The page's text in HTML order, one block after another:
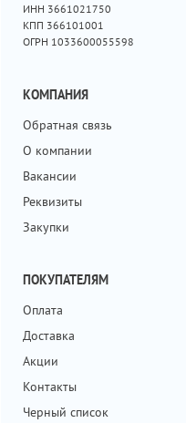
ИНН 3661021750
КПП 366101001
ОГРН 1033600055598
КОМПАНИЯ
Обратная связь
О компании
Вакансии
Реквизиты
Закупки
ПОКУПАТЕЛЯМ
Оплата
Доставка
Акции
Контакты
Черный список